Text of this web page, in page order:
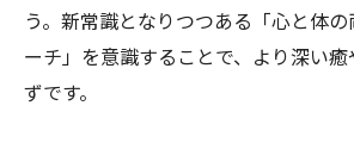
心と体を癒すエステサロン
エステ体験で感じるリラッ
仙台で自分時間を満喫するヒント
う。新常識となりつつある「心と体
ーチ」を意識することで、より深い
ずです。